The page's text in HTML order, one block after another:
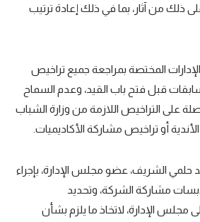
يترتب على ذلك من آثار، بما في ذلك إعادة ترتيب
المختصة بمراجعة جميع تراخيص
قبل فتح باب القيد، وعدم السماح
على التراخيص اللازمة من وزارة الشباب
أو تراخيص مشاركة الأكاديميات.
حلمي الشريف، عضو مجلس الإدارة، بإجراء
مشاركة الشركة، وتحديد
مجلس الإدارة، لاتخاذ ما يلزم بشأن